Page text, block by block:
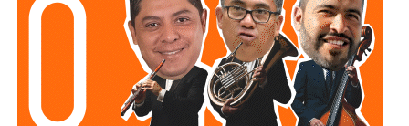
También lee:
Enrique Galindo acelera Vialidades Potosinas